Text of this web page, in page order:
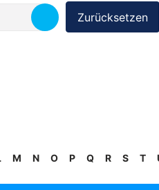
M N O P Q R S T